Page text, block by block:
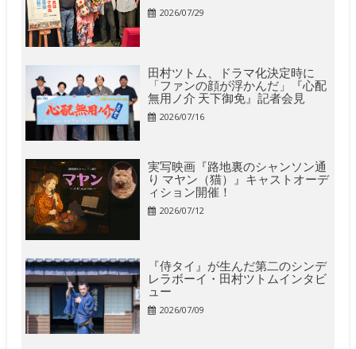
2026/07/29
田村ツトム、ドラマ化決定時に
「ファンの顔が浮かんだ」『心配
無用ノ介 天下御免』記者会見
2026/07/16
実写映画『路地裏のシャンソン通
り マヤン（猫）』キャストオーデ
ィション開催！
2026/07/12
『侍タイ』が生んだ第二のシンデ
レラボーイ・田村ツトムインタビ
ュー
2026/07/09